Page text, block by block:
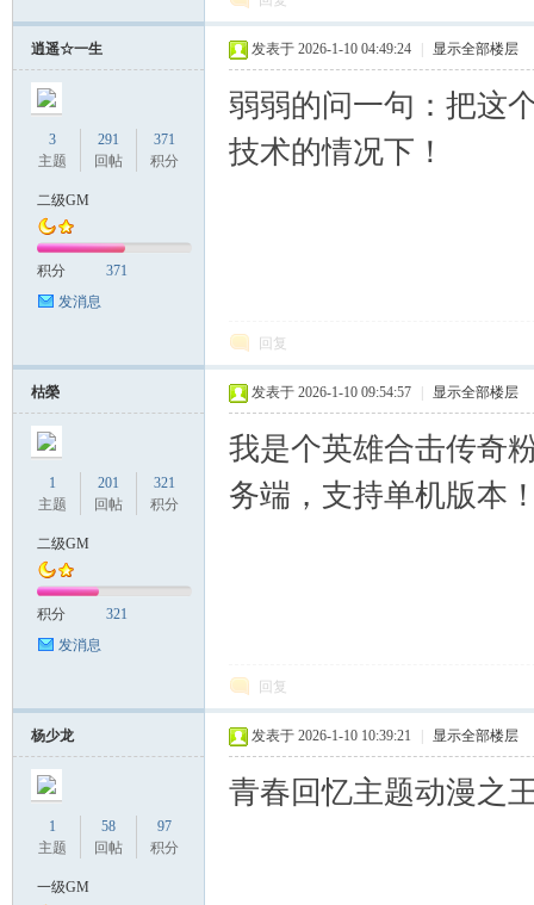
逍遥☆一生
3
主题
291
回帖
371
积分
二级GM
积分
371
发消息
发表于 2026-1-10 04:49:24 显示全部楼层
弱弱的问一句：把这
技术的情况下！
回复
枯榮
1
主题
201
回帖
321
积分
二级GM
积分
321
发消息
发表于 2026-1-10 09:54:57 显示全部楼层
我是个英雄合击传奇
务端，支持单机版本
回复
杨少龙
1
主题
58
回帖
97
积分
一级GM
发表于 2026-1-10 10:39:21 显示全部楼层
青春回忆主题动漫之